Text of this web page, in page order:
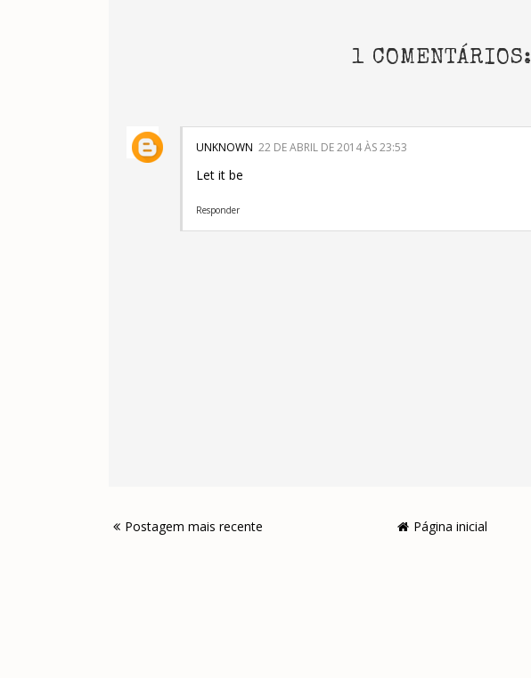
1 COMENTÁRIOS:
UNKNOWN 22 DE ABRIL DE 2014 ÀS 23:53
Let it be
Responder
Postagem mais recente Página inicial